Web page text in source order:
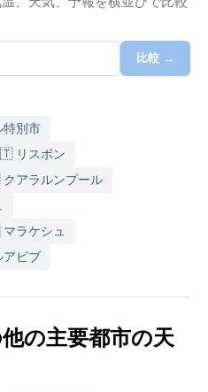
発生しやすく、舗道が一
11月から4月の乾季は日照
が、それでも日中は25度
常夏の装いで構わない
装と折りたたみ傘が必
ては冬に北風が吹き込
もある。一方、6月から11
たり、特に8月から10月は
るリスクが高まる。サン
カ大陸からのサハラ砂塵
的に彩る。
比較 →
別市
リスボン
アラルンプール
ラケシュ
ビブ
の主要都市の天